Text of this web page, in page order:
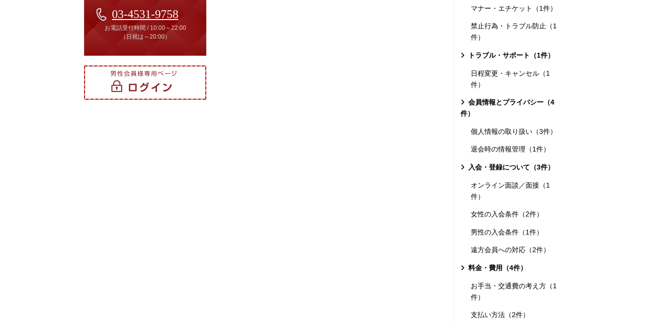
マナー・エチケット（1件）
禁止行為・トラブル防止（1
件）
トラブル・サポート（1件）
日程変更・キャンセル（1
件）
会員情報とプライバシー（4
件）
個人情報の取り扱い（3件）
退会時の情報管理（1件）
入会・登録について（3件）
オンライン面談／面接（1
件）
女性の入会条件（2件）
男性の入会条件（1件）
遠方会員への対応（2件）
料金・費用（4件）
お手当・交通費の考え方（1
件）
支払い方法（2件）
03-4531-9758
お電話受付時間 / 10:00～22:00
（日祝は～20:00）